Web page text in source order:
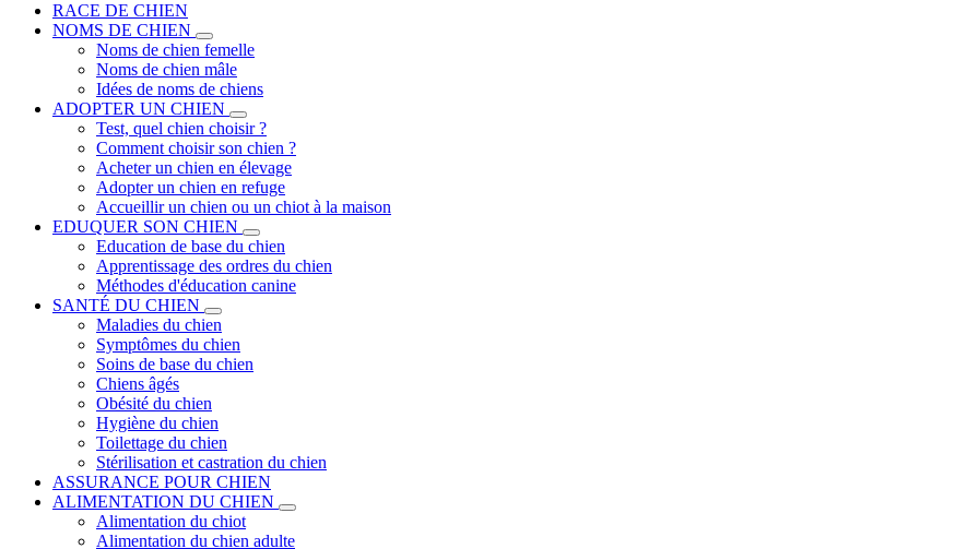
RACE DE CHIEN
NOMS DE CHIEN
Noms de chien femelle
Noms de chien mâle
Idées de noms de chiens
ADOPTER UN CHIEN
Test, quel chien choisir ?
Comment choisir son chien ?
Acheter un chien en élevage
Adopter un chien en refuge
Accueillir un chien ou un chiot à la maison
EDUQUER SON CHIEN
Education de base du chien
Apprentissage des ordres du chien
Méthodes d'éducation canine
SANTÉ DU CHIEN
Maladies du chien
Symptômes du chien
Soins de base du chien
Chiens âgés
Obésité du chien
Hygiène du chien
Toilettage du chien
Stérilisation et castration du chien
ASSURANCE POUR CHIEN
ALIMENTATION DU CHIEN
Alimentation du chiot
Alimentation du chien adulte